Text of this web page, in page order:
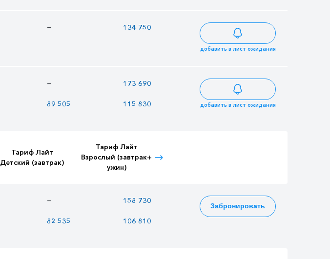
— 134 750 —
добавить в лист ожидания
— 173 690 —
89 505 115 830 100 035
добавить в лист ожидания
Тариф Лайт
Детский (завтрак)
Тариф Лайт
Взрослый (завтрак+
ужин)
— 158 730 —
82 535 106 810
Забронировать